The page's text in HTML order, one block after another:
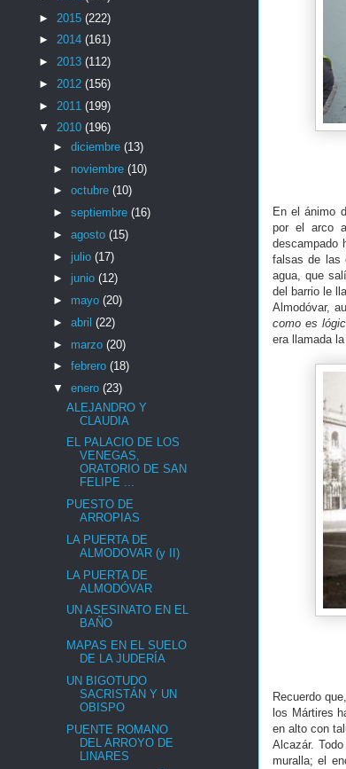
En el ánimo
por el arco
descampado
falsas de las
agua, que
del barrio le
Almodóvar,
como es
era llamada
Recuerdo
los Mártires
en alto con
Alcazár.
muralla; el
► 2015 (222)
► 2014 (161)
► 2013 (112)
► 2012 (156)
► 2011 (199)
▼ 2010 (196)
► diciembre (13)
► noviembre (10)
► octubre (10)
► septiembre (16)
► agosto (15)
► julio (17)
► junio (12)
► mayo (20)
► abril (22)
► marzo (20)
► febrero (18)
▼ enero (23)
ALEJANDRO Y
CLAUDIA
EL PALACIO DE LOS
VENEGAS,
ORATORIO DE SAN
FELIPE ...
PUESTO DE
ARROPIAS
LA PUERTA DE
ALMODOVAR (y II)
LA PUERTA DE
ALMODÓVAR
UN ASESINATO EN EL
BAÑO
MAPAS EN EL SUELO
DE LA JUDERÍA
UN BIGOTUDO
SACRISTÁN Y UN
OBISPO
PUENTE ROMANO
DEL ARROYO DE
LINARES